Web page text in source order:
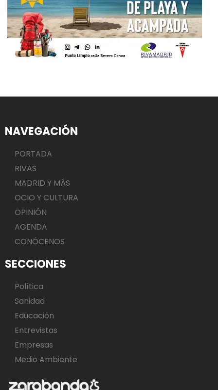
NAVEGACIÓN
PORTADA
RIVAS
MADRID Y MÁS
OCIO Y CULTURA
OPINIÓN
AGENDA
CONÓCENOS
SECCIONES
Política
Sanidad
Educación
Entrevistas
Empresas
Medio Ambiente